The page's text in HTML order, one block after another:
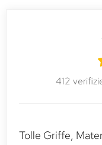
412
Tolle Griffe,